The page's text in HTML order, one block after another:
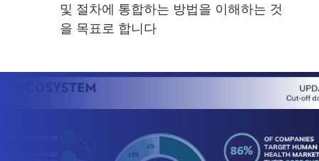
및 절차에 통합하는 방법을 이해하는 것
을 목표로 합니다